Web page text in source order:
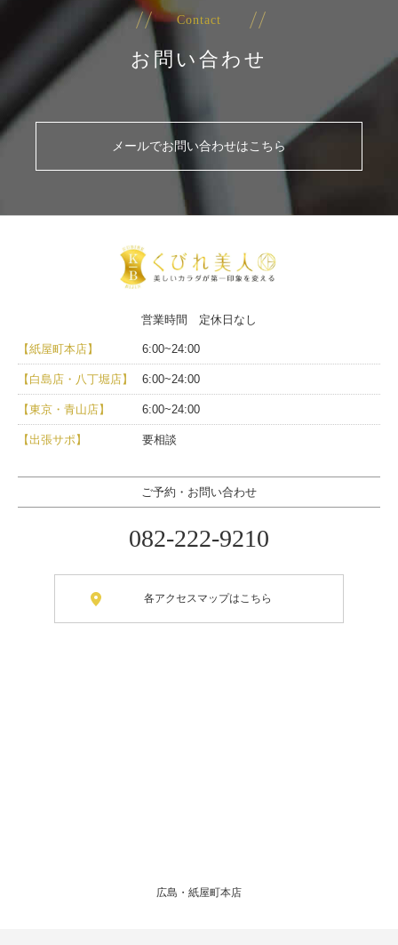
Contact
お問い合わせ
メールでお問い合わせはこちら
営業時間 定休日なし
【紙屋町本店】 6:00~24:00
【白島店・八丁堀店】 6:00~24:00
【東京・青山店】 6:00~24:00
【出張サポ】 要相談
ご予約・お問い合わせ
082-222-9210
各アクセスマップはこちら
広島・紙屋町本店